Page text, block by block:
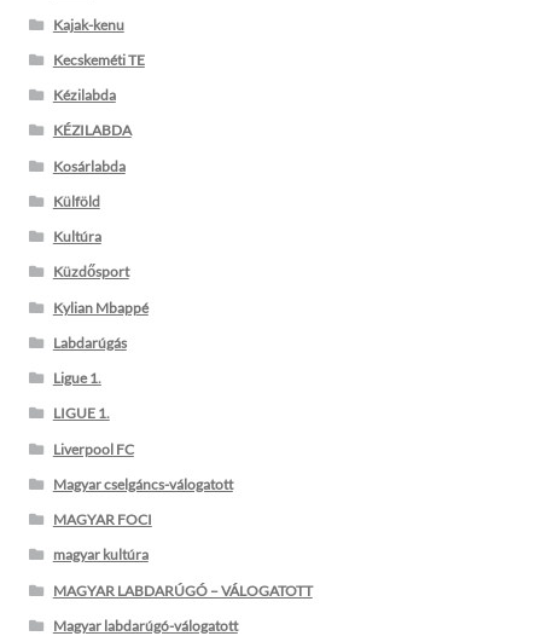
Kajak-kenu
Kecskeméti TE
Kézilabda
KÉZILABDA
Kosárlabda
Külföld
Kultúra
Küzdősport
Kylian Mbappé
Labdarúgás
Ligue 1.
LIGUE 1.
Liverpool FC
Magyar cselgáncs-válogatott
MAGYAR FOCI
magyar kultúra
MAGYAR LABDARÚGÓ – VÁLOGATOTT
Magyar labdarúgó-válogatott